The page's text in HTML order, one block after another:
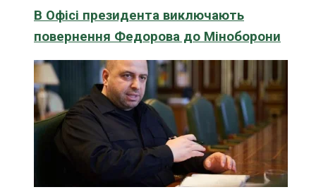
В Офісі президента виключають
повернення Федорова до Міноборони